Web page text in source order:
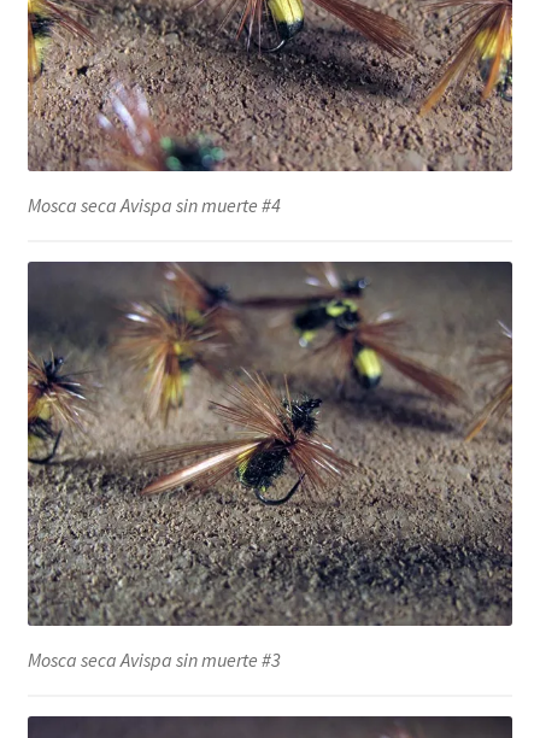
Mosca seca Avispa sin muerte #4
Mosca seca Avispa sin muerte #3